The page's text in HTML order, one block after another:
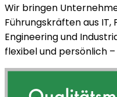
Wir bringen
Führungskräften aus IT,
Engineeringund
flexibel und persönlich